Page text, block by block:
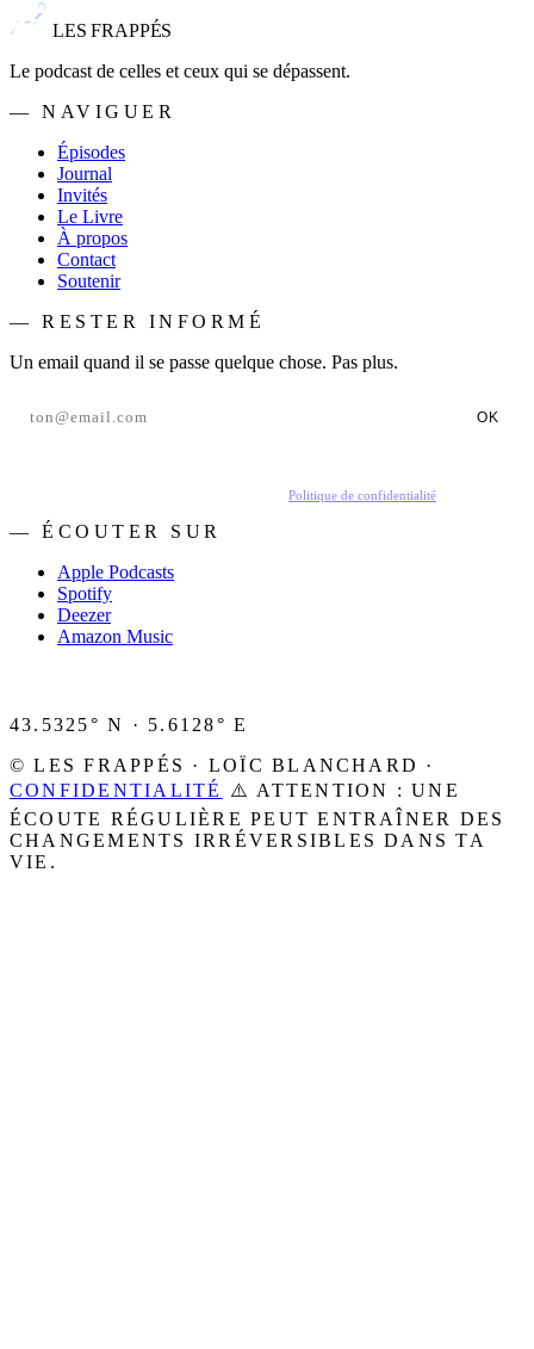
LES FRAPPÉS
Le podcast de celles et ceux qui se dépassent.
— NAVIGUER
Épisodes
Journal
Invités
Le Livre
À propos
Contact
Soutenir
— RESTER INFORMÉ
Un email quand il se passe quelque chose. Pas plus.
OK
Politique de confidentialité
— ÉCOUTER SUR
Apple Podcasts
Spotify
Deezer
Amazon Music
43.5325° N · 5.6128° E
© LES FRAPPÉS · LOÏC BLANCHARD ·
CONFIDENTIALITÉ
⚠️ ATTENTION : UNE
ÉCOUTE RÉGULIÈRE PEUT ENTRAÎNER DES
CHANGEMENTS IRRÉVERSIBLES DANS TA
VIE.